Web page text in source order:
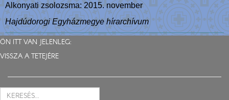
Alkonyati zsolozsma: 2015. november
Hajdúdorogi Egyházmegye hírarchívum
ÖN ITT VAN JELENLEG:
VISSZA A TETEJÉRE